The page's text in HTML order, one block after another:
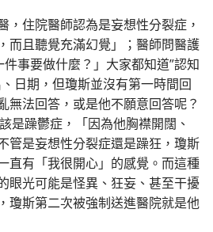
，住院醫師認為是妄想性分裂症，
而且聽覺充滿幻覺」；醫師問醫護
事要做什麼？」大家都知道”認知
日期，但瓊斯並沒有第一時間回
無法回答，或是他不願意回答呢？
是躁鬱症，「因為他胸襟開闊、
管是妄想性分裂症還是躁狂，瓊斯
直有「我很開心」的感覺。而這種
眼光可能是怪異、狂妄、甚至干擾
瓊斯第二次被強制送進醫院就是他